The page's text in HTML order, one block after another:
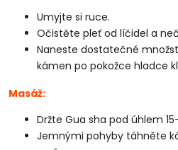
Umyjte si ruce.
Očistěte pleť od líčidel a
Naneste dostatečné
kámen po pokožce hladce
Masáž:
Držte Gua sha pod úhlem
Jemnými pohyby táhněte